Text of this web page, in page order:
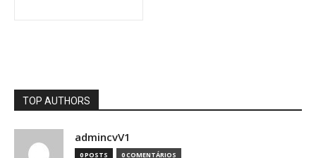
TOP AUTHORS
admincvV1
0 POSTS 0 COMENTÁRIOS